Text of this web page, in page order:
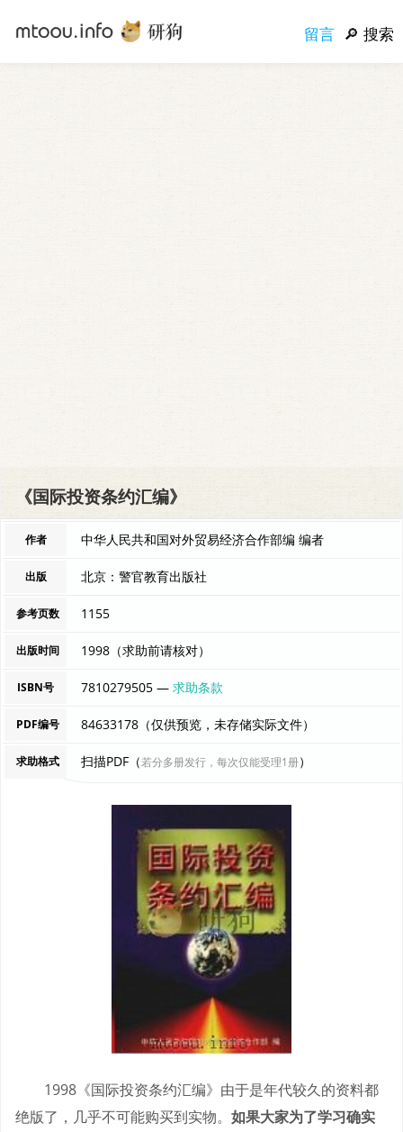
留言 搜索
《国际投资条约汇编》
作者 中华人民共和国对外贸易经济合作部编 编者
出版 北京：警官教育出版社
参考页数 1155
出版时间 1998（求助前请核对）
ISBN号 7810279505 —求助条款
PDF编号 84633178（仅供预览，未存储实际文件）
求助格式 扫描PDF（若分多册发行，每次仅能受理1册）
1998《国际投资条约汇编》由于是年代较久的资料都
绝版了，几乎不可能购买到实物。 如果大家为了学习确实